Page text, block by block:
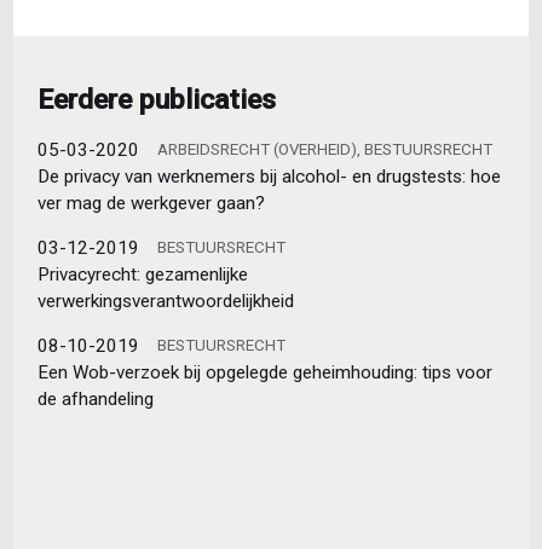
Eerdere publicaties
05-03-2020 ARBEIDSRECHT (OVERHEID), BESTUURSRECHT
De privacy van werknemers bij alcohol- en drugstests: hoe
ver mag de werkgever gaan?
03-12-2019 BESTUURSRECHT
Privacyrecht: gezamenlijke
verwerkingsverantwoordelijkheid
08-10-2019 BESTUURSRECHT
Een Wob-verzoek bij opgelegde geheimhouding: tips voor
de afhandeling